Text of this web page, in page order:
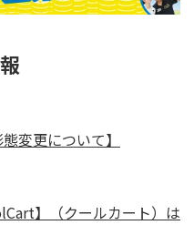
変更について】
】（クールカート）は